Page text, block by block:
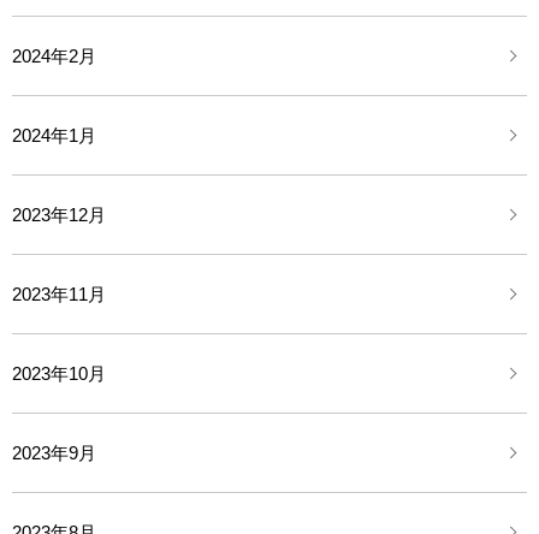
2024年2月
2024年1月
2023年12月
2023年11月
2023年10月
2023年9月